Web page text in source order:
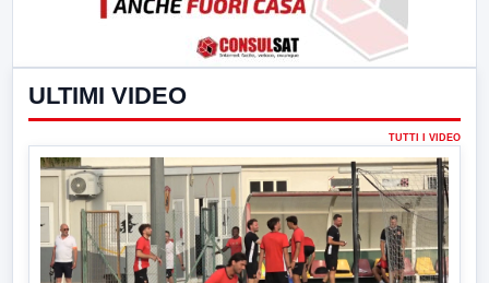
ULTIMI VIDEO
TUTTI I VIDEO